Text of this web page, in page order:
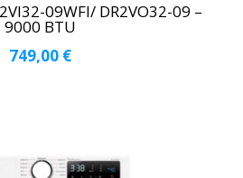
09WFI/ DR2VO32-09 –
9000 BTU
749,00 €